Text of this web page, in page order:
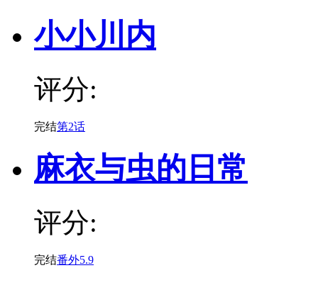
小小川内
评分:
完结第2话
麻衣与虫的日常
评分:
完结番外5.9